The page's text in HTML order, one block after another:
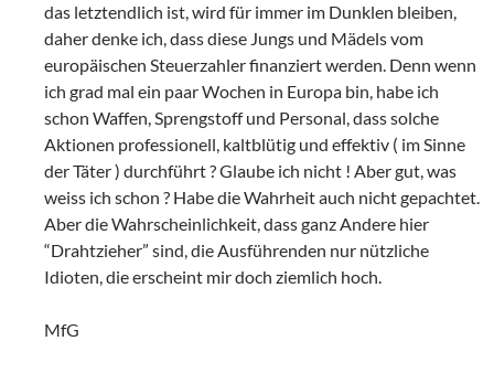
das letztendlich ist, wird für immer im Dunklen bleiben,
daher denke ich, dass diese Jungs und Mädels vom
europäischen Steuerzahler finanziert werden. Denn wenn
ich grad mal ein paar Wochen in Europa bin, habe ich
schon Waffen, Sprengstoff und Personal, dass solche
Aktionen professionell, kaltblütig und effektiv ( im Sinne
der Täter ) durchführt ? Glaube ich nicht ! Aber gut, was
weiss ich schon ? Habe die Wahrheit auch nicht gepachtet.
Aber die Wahrscheinlichkeit, dass ganz Andere hier
“Drahtzieher” sind, die Ausführenden nur nützliche
Idioten, die erscheint mir doch ziemlich hoch.
MfG